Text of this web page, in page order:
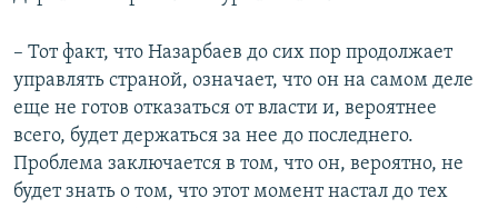
– Тот факт, что Назарбаев до сих пор продолжает
управлять страной, означает, что он на самом деле
еще не готов отказаться от власти и, вероятнее
всего, будет держаться за нее до последнего.
Проблема заключается в том, что он, вероятно, не
будет знать о том, что этот момент настал до тех